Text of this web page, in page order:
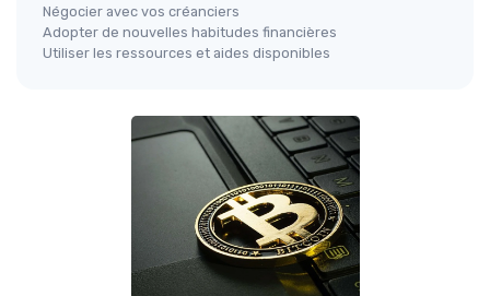
Négocier avec vos créanciers
Adopter de nouvelles habitudes financières
Utiliser les ressources et aides disponibles